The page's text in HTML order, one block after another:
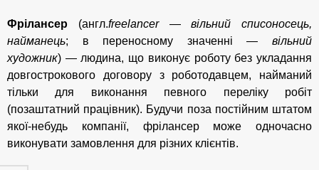
І
Т
-
Ф
Р
Фрілансер (англ.freelancer —вільний списоносець,
найманець; в переносному значенні — вільний
художник) — людина, що виконує роботу без укладання
довгострокового договору з роботодавцем, найманий
тільки для виконання певного переліку робіт
(позаштатний працівник). Будучи поза постійним штатом
якої-небудь компанії, фрілансер може одночасно
виконувати замовлення для різних клієнтів.